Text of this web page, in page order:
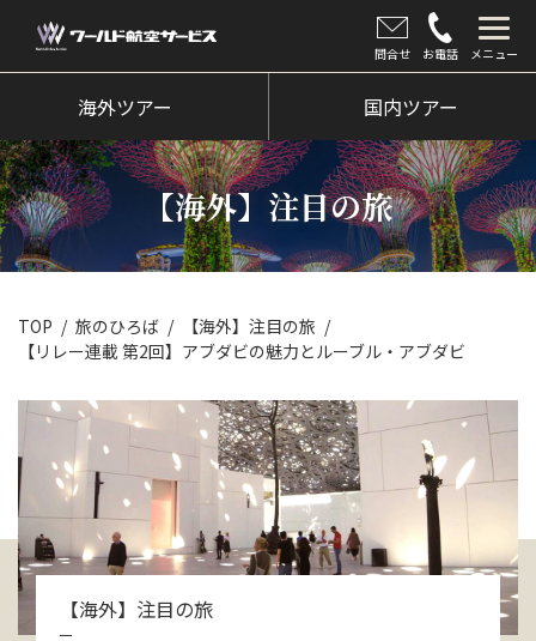
問合せ お電話 メニュー
海外ツアー
国内ツアー
クルーズツアー
ツアー催行状況
旅のひろば
イベント
新着情報
会社情報
お問い合わせ
海外ツアー 国内ツアー
【海外】注目の旅
TOP 旅のひろば
【海外】注目の旅
【リレー連載 第2回】アブダビの魅力とルーブル・アブダビ
【海外】注目の旅